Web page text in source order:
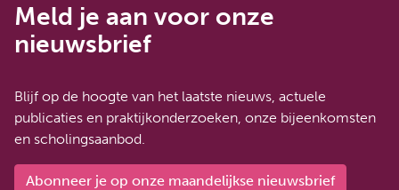
Meld je aan voor onze
nieuwsbrief
Blijf op de hoogte van het laatste nieuws, actuele
publicaties en praktijkonderzoeken, onze bijeenkomsten
en scholingsaanbod.
Abonneer je op onze maandelijkse nieuwsbrief